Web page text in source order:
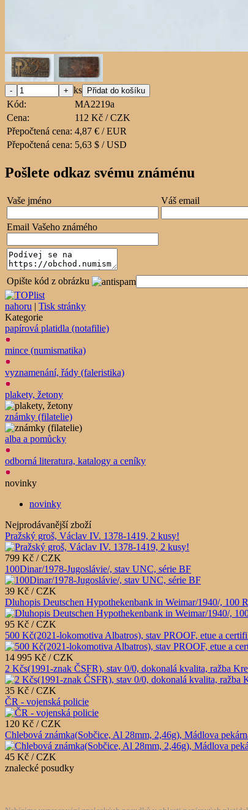
ks
Kód:
MA2219a
Cena:
112 Kč / CZK
Přepočtená cena: 4,87 € / EUR
Přepočtená cena: 5,63 $ / USD
Pošlete odkaz svému známénu
Vaše jméno Váš email
Email Vašeho známého
Opište kód z obrázku
nahoru | Tisk stránky
Kategorie
papírová platidla (notafilie)
mince (numismatika)
vyznamenání, řády (faleristika)
plakety, žetony
známky (filatelie)
alba a pomůcky
odborná literatura, katalogy a ceníky
novinky
novinky
Nejprodávanější zboží
Pražský groš, Václav IV. 1378-1419, 2 kusy!
799 Kč / CZK
100Dinar/1978-Jugoslávie/, stav UNC, série BF
39 Kč / CZK
Dluhopis Deutschen Hypothekenbank in Weimar/1940/, 100
95 Kč / CZK
500 Kč(2021-lokomotiva Albatros), stav PROOF, etue a
14 995 Kč / CZK
2 Kčs(1991-znak ČSFR), stav 0/0, dokonalá kvalita, ražba
35 Kč / CZK
ČR - vojenská policie
120 Kč / CZK
Chlebová známka(Sobčice, Al 28mm, 2,46g), Mádlova
45 Kč / CZK
znalecké posudky